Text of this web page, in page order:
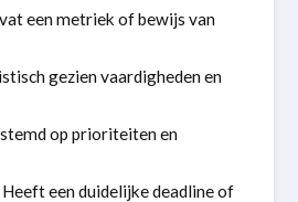
een metriek of bewijs van
gezien vaardigheden en
op prioriteiten en
Heeft een duidelijke deadline of